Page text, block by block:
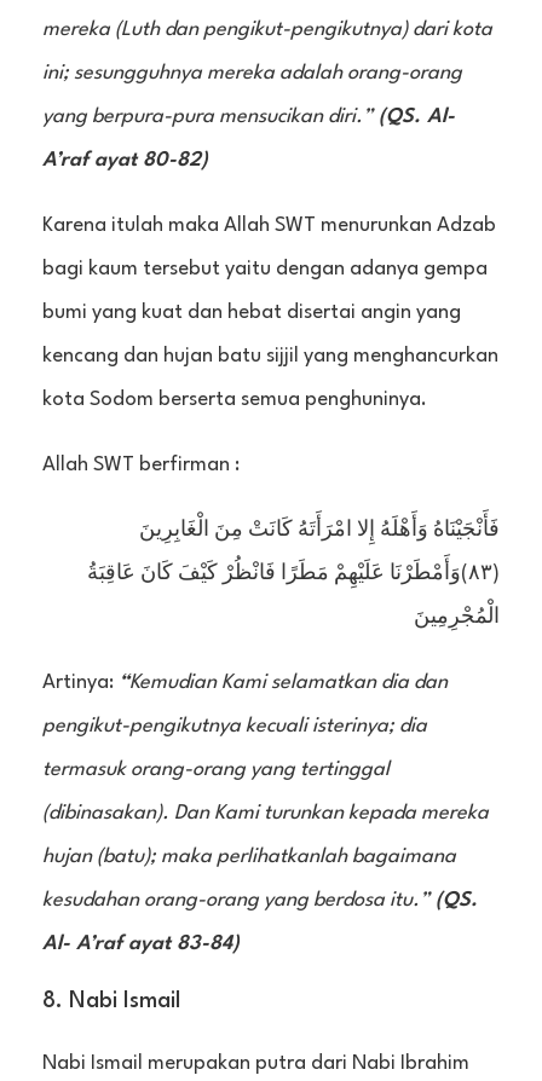
mereka (Luth dan pengikut-pengikutnya) dari kota
ini; sesungguhnya mereka adalah orang-orang
yang berpura-pura mensucikan diri.”(QS. Al-
A’raf ayat 80-82)
Karena itulah maka Allah SWT menurunkan Adzab
bagi kaum tersebut yaitu dengan adanya gempa
bumi yang kuat dan hebat disertai angin yang
kencang dan hujan batu sijjil yang menghancurkan
kota Sodom berserta semua penghuninya.
Allah SWT berfirman :
فَأَنْجَيْنَاهُ وَأَهْلَهُ إِلا امْرَأَتَهُ كَانَتْ مِنَ الْغَابِرِينَ
(٨٣)وَأَمْطَرْنَا عَلَيْهِمْ مَطَرًا فَانْظُرْ كَيْفَ كَانَ عَاقِبَةُ
الْمُجْرِمِينَ
Artinya: “Kemudian Kami selamatkan dia dan
pengikut-pengikutnya kecuali isterinya; dia
termasuk orang-orang yang tertinggal
(dibinasakan). Dan Kami turunkan kepada mereka
hujan (batu); maka perlihatkanlah bagaimana
kesudahan orang-orang yang berdosa itu.”(QS.
Al- A’raf ayat 83-84)
8. Nabi Ismail
Nabi Ismail merupakan putra dari Nabi Ibrahim